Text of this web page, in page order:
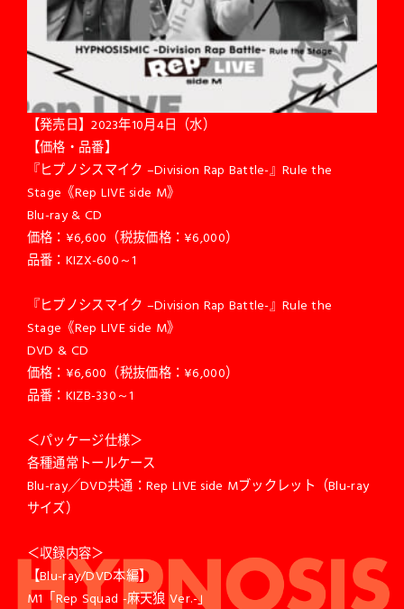
【発売日】2023年10月4日（水）
【価格・品番】
『ヒプノシスマイク –Division Rap Battle-』Rule the
Stage《Rep LIVE side M》
Blu-ray & CD
価格：¥6,600（税抜価格：¥6,000）
品番：KIZX-600～1
『ヒプノシスマイク –Division Rap Battle-』Rule the
Stage《Rep LIVE side M》
DVD & CD
価格：¥6,600（税抜価格：¥6,000）
品番：KIZB-330～1
＜パッケージ仕様＞
各種通常トールケース
Blu-ray／DVD共通：Rep LIVE side Mブックレット（Blu-ray
サイズ）
＜収録内容＞
【Blu-ray/DVD本編】
M1「Rep Squad -麻天狼 Ver.-」